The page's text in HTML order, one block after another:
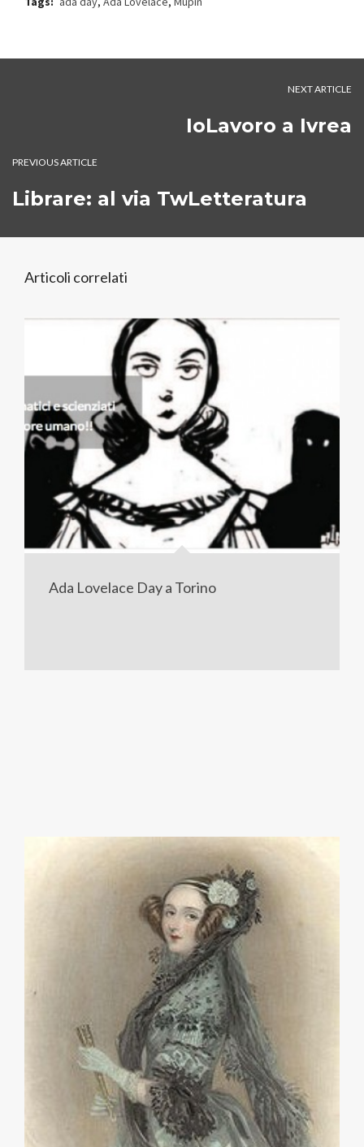
NEXT ARTICLE
IoLavoro a Ivrea
PREVIOUS ARTICLE
Librare: al via TwLetteratura
Articoli correlati
Ada Lovelace Day a Torino